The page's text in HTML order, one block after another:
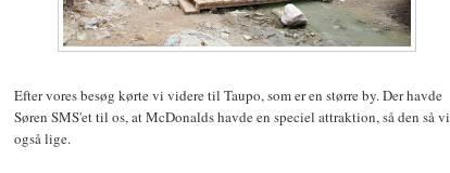
Efter vores besøg kørte vi videre til Taupo, som er en større by. Der havde
Søren SMS'et til os, at McDonalds havde en speciel attraktion, så den så vi
også lige.